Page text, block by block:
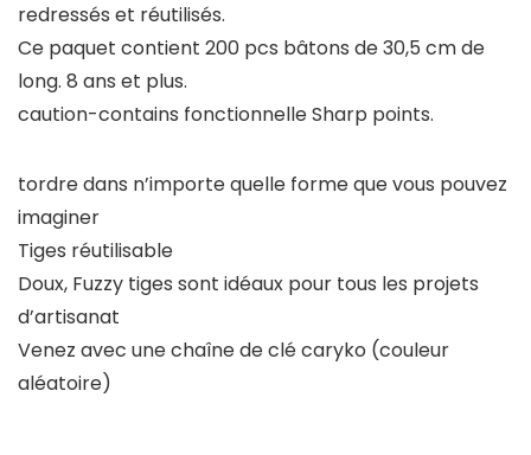
redressés et réutilisés.
Ce paquet contient 200 pcs bâtons de 30,5 cm de
long. 8 ans et plus.
caution-contains fonctionnelle Sharp points.
tordre dans n’importe quelle forme que vous pouvez
imaginer
Tiges réutilisable
Doux, Fuzzy tiges sont idéaux pour tous les projets
d’artisanat
Venez avec une chaîne de clé caryko (couleur
aléatoire)